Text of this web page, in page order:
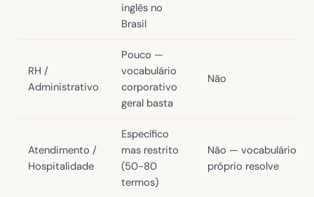
inglês no
Brasil
RH /
Administrativo
Pouco —
vocabulário
corporativo
geral basta
Não
Atendimento /
Hospitalidade
Específico
mas restrito
(50-80
termos)
Não — vocabulário
próprio resolve